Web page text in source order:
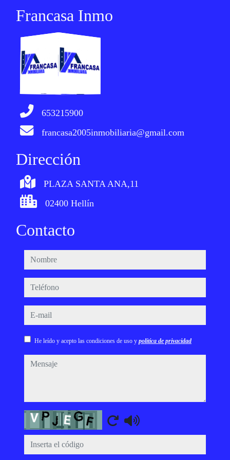
Francasa Inmo
653215900
francasa2005inmobiliaria@gmail.com
Dirección
PLAZA SANTA ANA,11
02400 Hellín
Contacto
nombre
teléfono
e-mail
He leído y acepto las condiciones de uso y política de privacidad
mensaje
Captcha